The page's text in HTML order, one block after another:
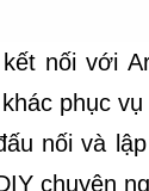
nối với
phục
nối và
chuyên